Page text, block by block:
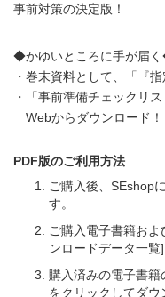
事前対策の決定版！
◆かゆいところに手が届
・巻末資料として、「『
・「事前準備チェックリ
Webからダウンロード！
PDF版のご利用方法
ご購入後、SEshop
す。
ご購入電子書籍お
ンロードデータ一覧
購入済みの電子書
をクリックしてダウ